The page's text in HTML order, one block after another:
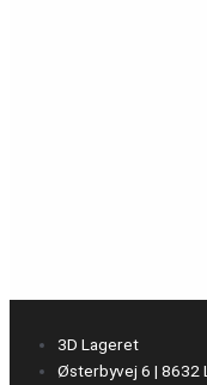
3D Lageret
Østerbyvej 6 | 8632